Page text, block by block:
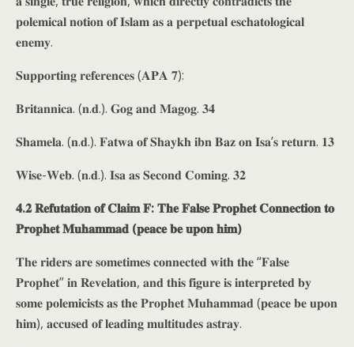
𝐩𝐨𝐥𝐞𝐦𝐢𝐜𝐚𝐥 𝐧𝐨𝐭𝐢𝐨𝐧 𝐨𝐟 𝐈𝐬𝐥𝐚𝐦 𝐚𝐬 𝐚 𝐩𝐞𝐫𝐩𝐞𝐭𝐮𝐚𝐥 𝐞𝐬𝐜𝐡𝐚𝐭𝐨𝐥𝐨𝐠𝐢𝐜𝐚𝐥
𝐞𝐧𝐞𝐦𝐲.
𝐒𝐮𝐩𝐩𝐨𝐫𝐭𝐢𝐧𝐠 𝐫𝐞𝐟𝐞𝐫𝐞𝐧𝐜𝐞𝐬 (𝐀𝐏𝐀 𝟕):
𝐁𝐫𝐢𝐭𝐚𝐧𝐧𝐢𝐜𝐚. (𝐧.𝐝.). 𝐆𝐨𝐠 𝐚𝐧𝐝 𝐌𝐚𝐠𝐨𝐠. 𝟑𝟒
𝐒𝐡𝐚𝐦𝐞𝐥𝐚. (𝐧.𝐝.). 𝐅𝐚𝐭𝐰𝐚 𝐨𝐟 𝐒𝐡𝐚𝐲𝐤𝐡 𝐢𝐛𝐧 𝐁𝐚𝐳 𝐨𝐧 𝐈𝐬𝐚’𝐬 𝐫𝐞𝐭𝐮𝐫𝐧. 𝟏𝟑
𝐖𝐢𝐬𝐞-𝐖𝐞𝐛. (𝐧.𝐝.). 𝐈𝐬𝐚 𝐚𝐬 𝐒𝐞𝐜𝐨𝐧𝐝 𝐂𝐨𝐦𝐢𝐧𝐠. 𝟑𝟐
𝟒.𝟐 𝐑𝐞𝐟𝐮𝐭𝐚𝐭𝐢𝐨𝐧 𝐨𝐟 𝐂𝐥𝐚𝐢𝐦 𝐅: 𝐓𝐡𝐞 𝐅𝐚𝐥𝐬𝐞 𝐏𝐫𝐨𝐩𝐡𝐞𝐭 𝐂𝐨𝐧𝐧𝐞𝐜𝐭𝐢𝐨𝐧 𝐭𝐨
𝐏𝐫𝐨𝐩𝐡𝐞𝐭 𝐌𝐮𝐡𝐚𝐦𝐦𝐚𝐝 (𝐩𝐞𝐚𝐜𝐞 𝐛𝐞 𝐮𝐩𝐨𝐧 𝐡𝐢𝐦)
𝐓𝐡𝐞 𝐫𝐢𝐝𝐞𝐫𝐬 𝐚𝐫𝐞 𝐬𝐨𝐦𝐞𝐭𝐢𝐦𝐞𝐬 𝐜𝐨𝐧𝐧𝐞𝐜𝐭𝐞𝐝 𝐰𝐢𝐭𝐡 𝐭𝐡𝐞 “𝐅𝐚𝐥𝐬𝐞
𝐏𝐫𝐨𝐩𝐡𝐞𝐭” 𝐢𝐧 𝐑𝐞𝐯𝐞𝐥𝐚𝐭𝐢𝐨𝐧, 𝐚𝐧𝐝 𝐭𝐡𝐢𝐬 𝐟𝐢𝐠𝐮𝐫𝐞 𝐢𝐬 𝐢𝐧𝐭𝐞𝐫𝐩𝐫𝐞𝐭𝐞𝐝 𝐛𝐲
𝐬𝐨𝐦𝐞 𝐩𝐨𝐥𝐞𝐦𝐢𝐜𝐢𝐬𝐭𝐬 𝐚𝐬 𝐭𝐡𝐞 𝐏𝐫𝐨𝐩𝐡𝐞𝐭 𝐌𝐮𝐡𝐚𝐦𝐦𝐚𝐝 (𝐩𝐞𝐚𝐜𝐞 𝐛𝐞 𝐮𝐩𝐨𝐧
𝐡𝐢𝐦), 𝐚𝐜𝐜𝐮𝐬𝐞𝐝 𝐨𝐟 𝐥𝐞𝐚𝐝𝐢𝐧𝐠 𝐦𝐮𝐥𝐭𝐢𝐭𝐮𝐝𝐞𝐬 𝐚𝐬𝐭𝐫𝐚𝐲.